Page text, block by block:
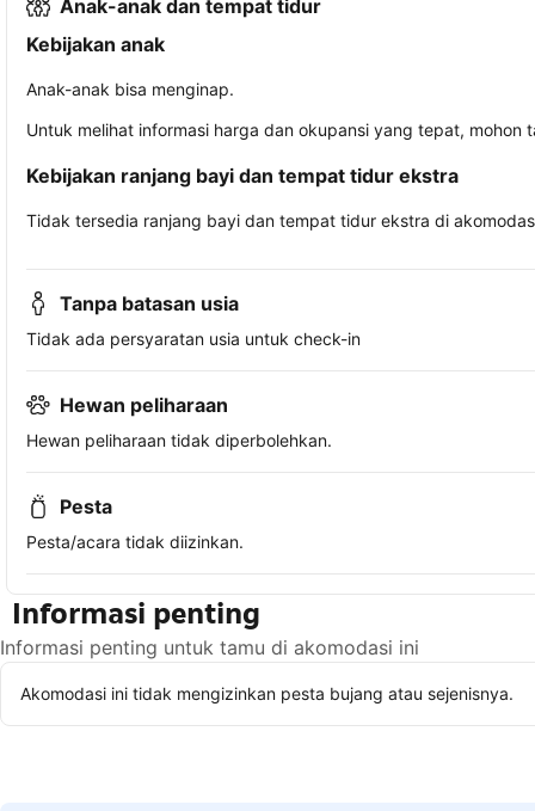
Anak-anak dan tempat tidur
Kebijakan anak
Anak-anak bisa menginap.
Untuk melihat informasi harga dan okupansi yang tepat,
Kebijakan ranjang bayi dan tempat tidur ekstra
Tidak tersedia ranjang bayi dan tempat tidur ekstra di
Tanpa batasan usia
Tidak ada persyaratan usia untuk check-in
Hewan peliharaan
Hewan peliharaan tidak diperbolehkan.
Pesta
Pesta/acara tidak diizinkan.
Informasi penting
Informasi penting untuk tamu di akomodasi ini
Akomodasi ini tidak mengizinkan pesta bujang atau sejenisnya.